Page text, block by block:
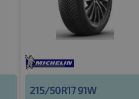
215/50R17 91W